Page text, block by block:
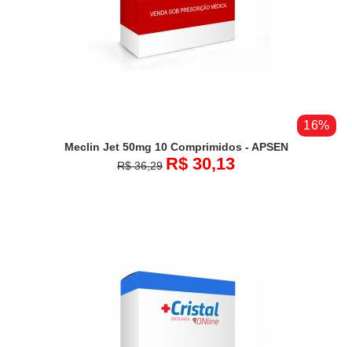
16%
Meclin Jet 50mg 10 Comprimidos - APSEN
R$ 36,29 R$ 30,13